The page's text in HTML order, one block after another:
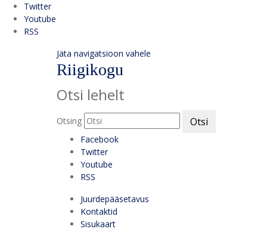
Twitter
Youtube
RSS
Jäta navigatsioon vahele
Riigikogu
Otsi lehelt
Otsing Otsi
Facebook
Twitter
Youtube
RSS
Juurdepääsetavus
Kontaktid
Sisukaart